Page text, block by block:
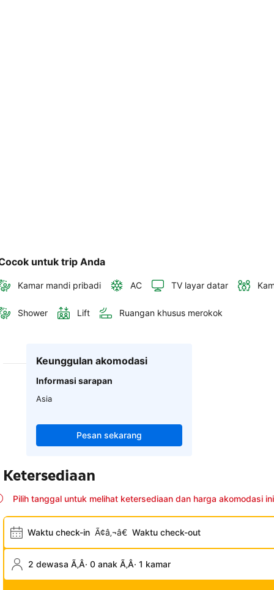
untuk trip Anda
Kamar mandi pribadi AC TV layar datar
Shower Lift Ruangan khusus merokok
Keunggulan akomodasi
Informasi sarapan
Asia
Pesan sekarang
Ketersediaan
Pilih tanggal untuk melihat ketersediaan dan harga akomodasi ini
Waktu check-in Ã¢â‚¬â€ Waktu check-out
2 dewasa Ã‚Â· 0 anak Ã‚Â· 1 kamar